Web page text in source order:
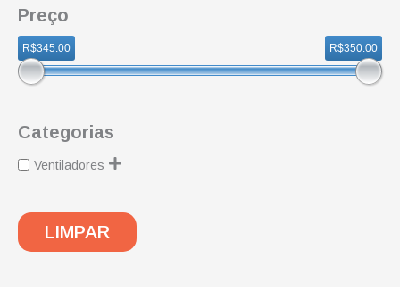
Preço
R$345.00 R$350.00
Categorias
Ventiladores
LIMPAR